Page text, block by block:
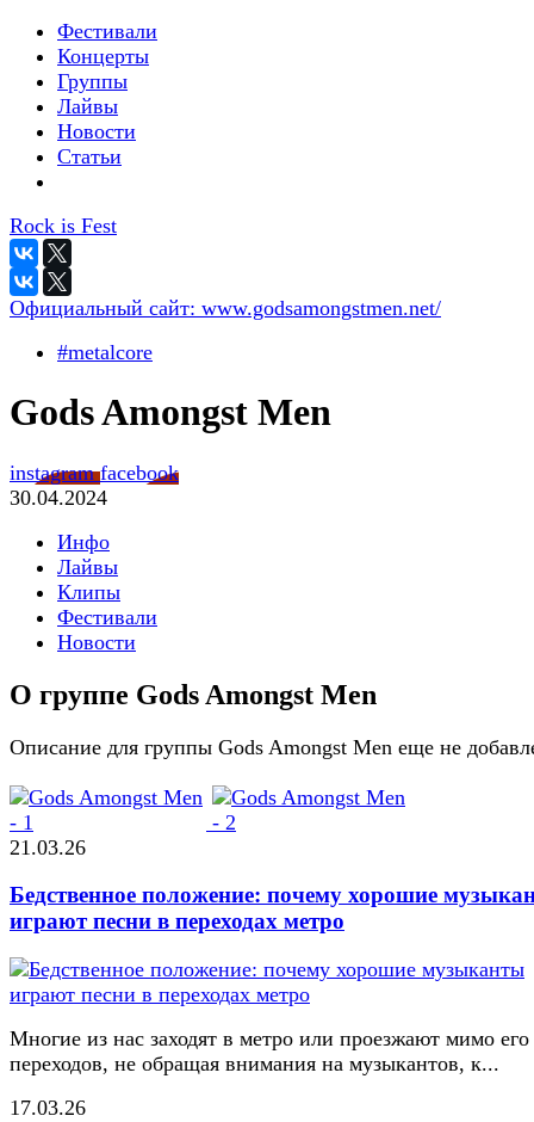
Фестивали
Концерты
Группы
Лайвы
Новости
Статьи
Rock is Fest
Официальный сайт: www.godsamongstmen.net/
#metalcore
Gods Amongst Men
instagramfacebook
30.04.2024
Инфо
Лайвы
Клипы
Фестивали
Новости
О группе Gods Amongst Men
Описание для группы Gods Amongst Men еще не
21.03.26
Бедственное положение: почему хорошие
играют песни в переходах метро
Многие из нас заходят в метро или проезжают мимо его
переходов, не обращая внимания на музыкантов, к...
17.03.26